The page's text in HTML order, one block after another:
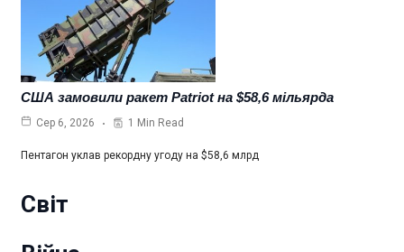
США замовили ракет Patriot на $58,6 мільярда
Сер 6, 2026 1 Min Read
Пентагон уклав рекордну угоду на $58,6 млрд
Світ